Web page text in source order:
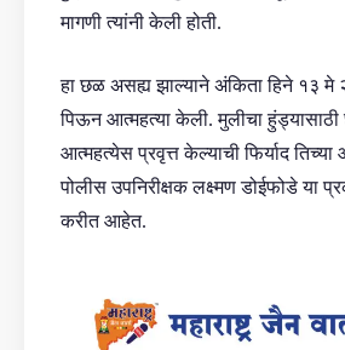
मागणी त्यांनी केली होती.
हा छळ असह्य झाल्याने अंकिता हिने १३ मे
पिऊन आत्महत्या केली. मुलीचा
आत्महत्येस प्रवृत्त केल्याची फिर्याद
पोलीस उपनिरीक्षक लक्ष्मण डोईफोडे या
करीत आहेत.